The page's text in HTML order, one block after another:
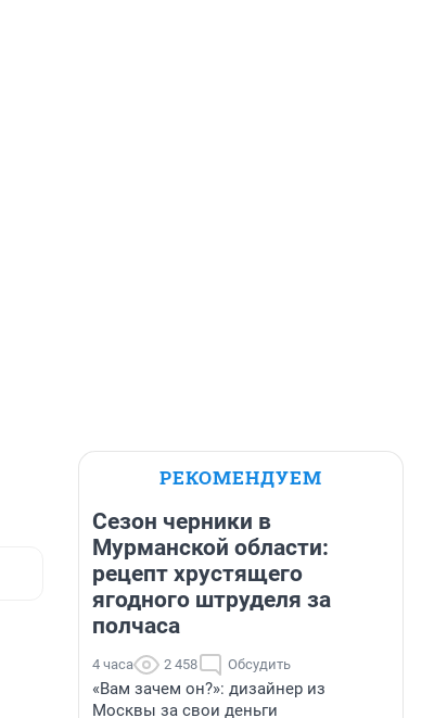
РЕКОМЕНДУЕМ
Сезон черники в
Мурманской области:
рецепт хрустящего
ягодного штруделя за
полчаса
4 часа 2 458 Обсудить
«Вам зачем он?»: дизайнер из
Москвы за свои деньги